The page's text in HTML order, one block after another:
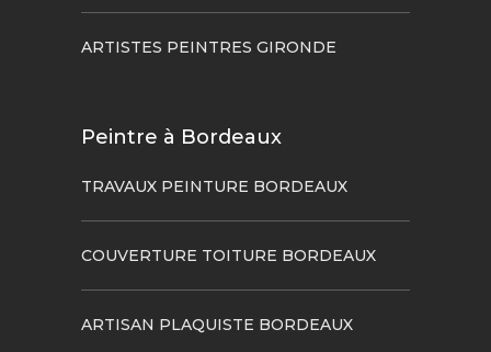
ARTISTES PEINTRES GIRONDE
Peintre à Bordeaux
TRAVAUX PEINTURE BORDEAUX
COUVERTURE TOITURE BORDEAUX
ARTISAN PLAQUISTE BORDEAUX